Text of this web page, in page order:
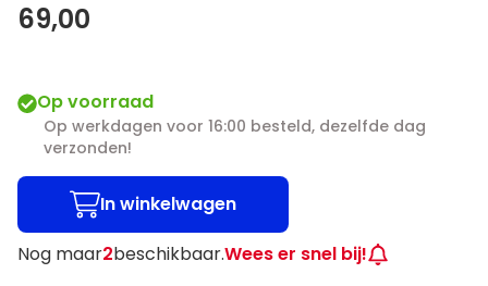
69,00
Op voorraad
Op werkdagen voor 16:00 besteld, dezelfde dag
verzonden!
In winkelwagen
Nog maar2beschikbaar.Wees er snel bij!